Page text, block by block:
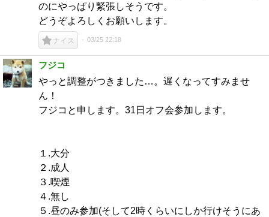
のにやっぱり緊張しそうです。
どうぞよろしくお願いします。
ナイス 03/25 22:18
フジコ
やっと調整がつきました…。遅くなってすみませ
ん！
フジコと申します。31日オフ会参加します。
１.大分
２.成人
３.喫煙
４.無し
５.昼のみ参加(そして2時くらいにしか行けそうにあ